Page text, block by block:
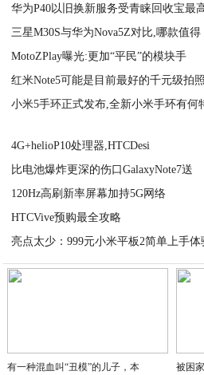
华为P40以旧换新服务受青睐回收宝最
三星M30S与华为Nova5Z对比,哪款值得
MotoZPlay曝光:更加“平民”的模块手
红米Note5可能是目前最好的千元级拍
小米5手环正式发布,全新小米手环有何
4G+helioP10处理器,HTCDesi
比电池爆炸更深的伤口GalaxyNote7送
120Hz高刷新率屏幕加持5G网络
HTCVive预购最全攻略
亮点太少：999元小米平板2简单上手体
有一种混血叫“丑模”的儿子，本 被困